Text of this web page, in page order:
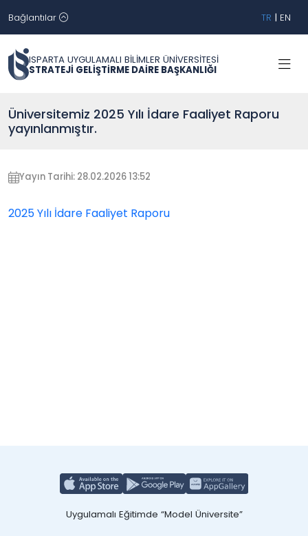
Bağlantılar TR | EN
ISPARTA UYGULAMALI BİLİMLER ÜNİVERSİTESİ
STRATEJİ GELİŞTİRME DAİRE BAŞKANLIĞI
Üniversitemiz 2025 Yılı İdare Faaliyet Raporu
yayınlanmıştır.
Yayın Tarihi: 28.02.2026 13:52
2025 Yılı İdare Faaliyet Raporu
Uygulamalı Eğitimde “Model Üniversite”